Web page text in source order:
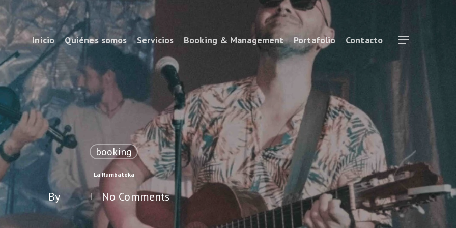
Inicio Quiénes somos Servicios Booking & Management Portafolio Contacto Menu
booking
La Rumbateka
By No Comments